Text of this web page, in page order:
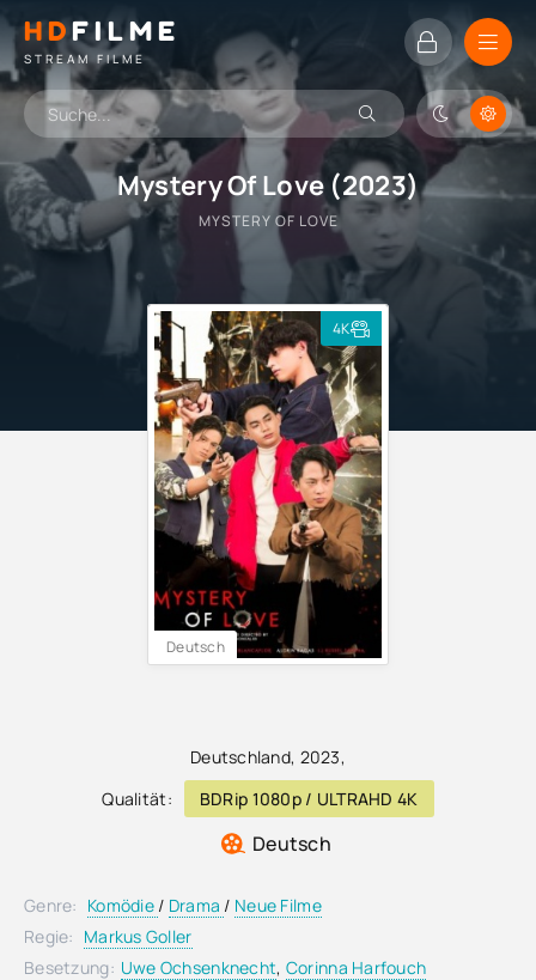
HDFILME
STREAM FILME
Mystery Of Love (2023)
MYSTERY OF LOVE
Deutschland, 2023,
Qualität:
BDRip 1080p / ULTRAHD 4K
Deutsch
4K
Deutsch
Genre: Komödie / Drama / Neue Filme
Regie: Markus Goller
Besetzung: Uwe Ochsenknecht, Corinna Harfouch